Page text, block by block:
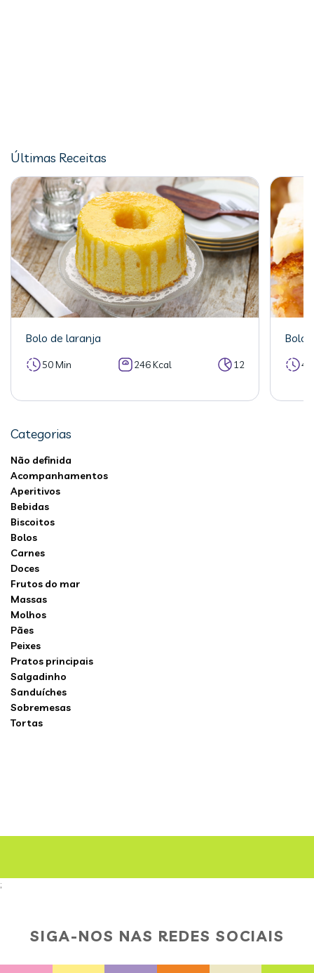
Últimas Receitas
Bolo de laranja
50 Min 246 Kcal 12
Bolo
Categorias
Não definida
Acompanhamentos
Aperitivos
Bebidas
Biscoitos
Bolos
Carnes
Doces
Frutos do mar
Massas
Molhos
Pães
Peixes
Pratos principais
Salgadinho
Sanduíches
Sobremesas
Tortas
;
SIGA-NOS NAS REDES SOCIAIS